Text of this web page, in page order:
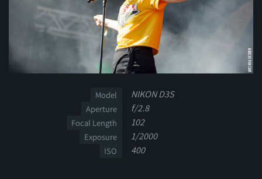
Model NIKON D3S
Aperture f/2.8
Focal Length 102
Exposure 1/2000
ISO 400